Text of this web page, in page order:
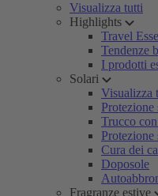
Visualizza tutti
Highlights
Travel
Tendenze
I prodotti
Solari
Visualizza
Trucco
Cura dei
Doposole
Fragranze estive